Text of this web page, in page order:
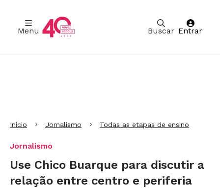
Buscar
Menu Entrar
Início Jornalismo Todas as etapas de ensino
Jornalismo
Use Chico Buarque para discutir a
relação entre centro e periferia